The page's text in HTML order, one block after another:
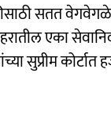
सतत
एका
सुप्रीम